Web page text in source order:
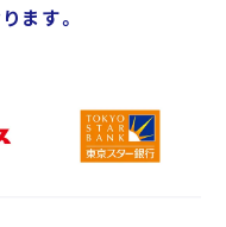
ます。